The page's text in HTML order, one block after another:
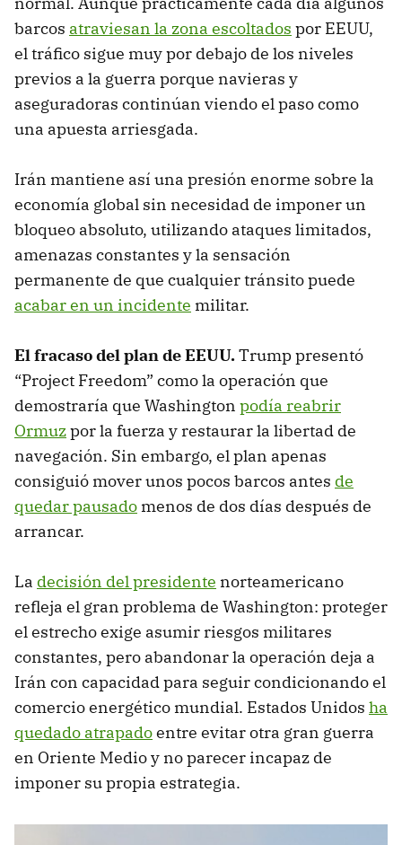
barcos atraviesan la zona escoltados por EEUU,
el tráfico sigue muy por debajo de los niveles
previos a la guerra porque navieras y
aseguradoras continúan viendo el paso como
una apuesta arriesgada.
Irán mantiene así una presión enorme sobre la
economía global sin necesidad de imponer un
bloqueo absoluto, utilizando ataques limitados,
amenazas constantes y la sensación
permanente de que cualquier tránsito puede
acabar en un incidente militar.
El fracaso del plan de EEUU.Trump presentó
“Project Freedom” como la operación que
demostraría que Washington podía reabrir
Ormuzpor la fuerza y restaurar la libertad de
navegación. Sin embargo, el plan apenas
consiguió mover unos pocos barcos antes de
quedar pausado menos de dos días después de
arrancar.
La decisión del presidente norteamericano
refleja el gran problema de Washington: proteger
el estrecho exige asumir riesgos militares
constantes, pero abandonar la operación deja a
Irán con capacidad para seguir condicionando el
comercio energético mundial. Estados Unidos ha
quedado atrapadoentre evitar otra gran guerra
en Oriente Medio y no parecer incapaz de
imponer su propia estrategia.